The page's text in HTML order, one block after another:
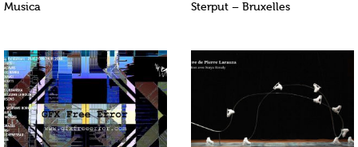
Musica
Sterput – Bruxelles